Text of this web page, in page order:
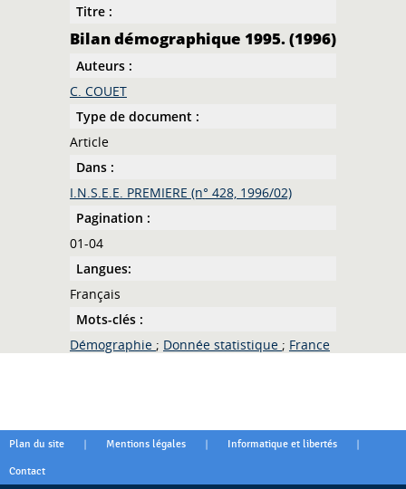
Titre :
Bilan démographique 1995. (1996)
Auteurs :
C. COUET
Type de document :
Article
Dans :
I.N.S.E.E. PREMIERE (n° 428, 1996/02)
Pagination :
01-04
Langues:
Français
Mots-clés :
Démographie ; Donnée statistique ; France
Plan du site | Mentions légales | Informatique et libertés |
Contact